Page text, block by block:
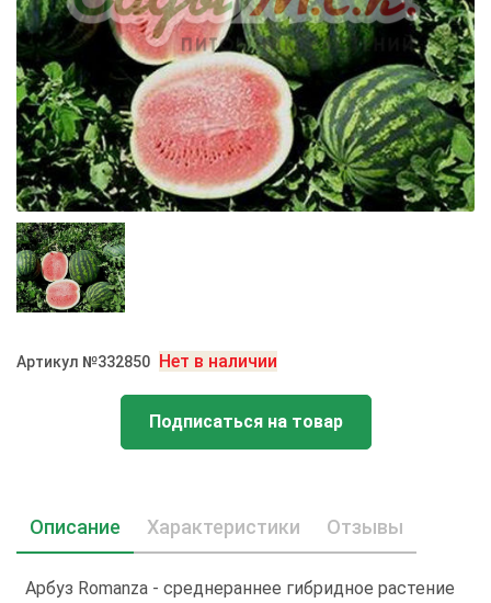
Артикул №332850 Нет в наличии
Подписаться на товар
Описание Характеристики Отзывы
Арбуз Romanza - среднераннее гибридное растение